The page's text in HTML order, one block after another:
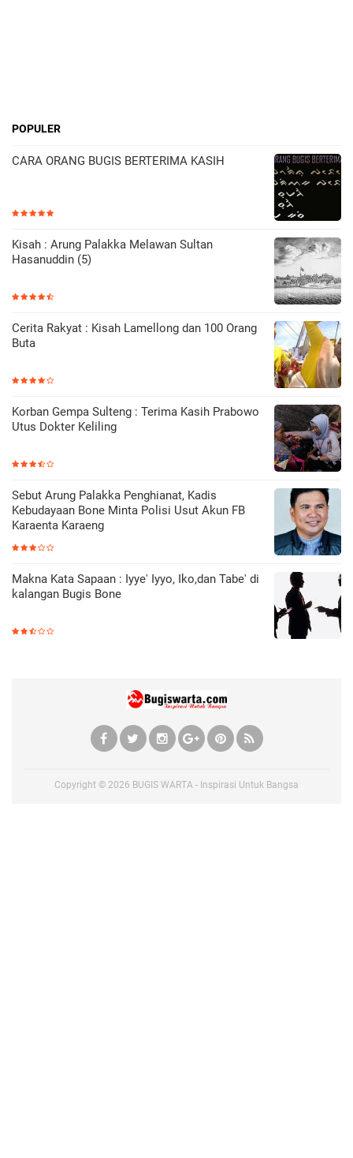
POPULER
CARA ORANG BUGIS BERTERIMA KASIH
Kisah : Arung Palakka Melawan Sultan
Hasanuddin (5)
Cerita Rakyat : Kisah Lamellong dan 100 Orang
Buta
Korban Gempa Sulteng : Terima Kasih Prabowo
Utus Dokter Keliling
Sebut Arung Palakka Penghianat, Kadis
Kebudayaan Bone Minta Polisi Usut Akun FB
Karaenta Karaeng
Makna Kata Sapaan : Iyye' Iyyo, Iko,dan Tabe' di
kalangan Bugis Bone
Copyright © 2026 BUGIS WARTA - Inspirasi Untuk Bangsa